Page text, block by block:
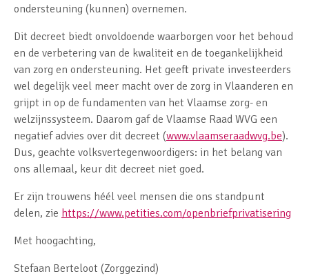
ondersteuning (kunnen) overnemen.
Dit decreet biedt onvoldoende waarborgen voor het behoud
en de verbetering van de kwaliteit en de toegankelijkheid
van zorg en ondersteuning. Het geeft private investeerders
wel degelijk veel meer macht over de zorg in Vlaanderen en
grijpt in op de fundamenten van het Vlaamse zorg- en
welzijnssysteem. Daarom gaf de Vlaamse Raad WVG een
negatief advies over dit decreet (www.vlaamseraadwvg.be).
Dus, geachte volksvertegenwoordigers: in het belang van
ons allemaal, keur dit decreet niet goed.
Er zijn trouwens héél veel mensen die ons standpunt
delen, zie https://www.petities.com/openbriefprivatisering
Met hoogachting,
Stefaan Berteloot (Zorggezind)